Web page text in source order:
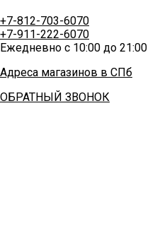
+7-812-703-6070
+7-911-222-6070
Ежедневно с 10:00 до 21:00
Адреса магазинов в СПб
ОБРАТНЫЙ ЗВОНОК